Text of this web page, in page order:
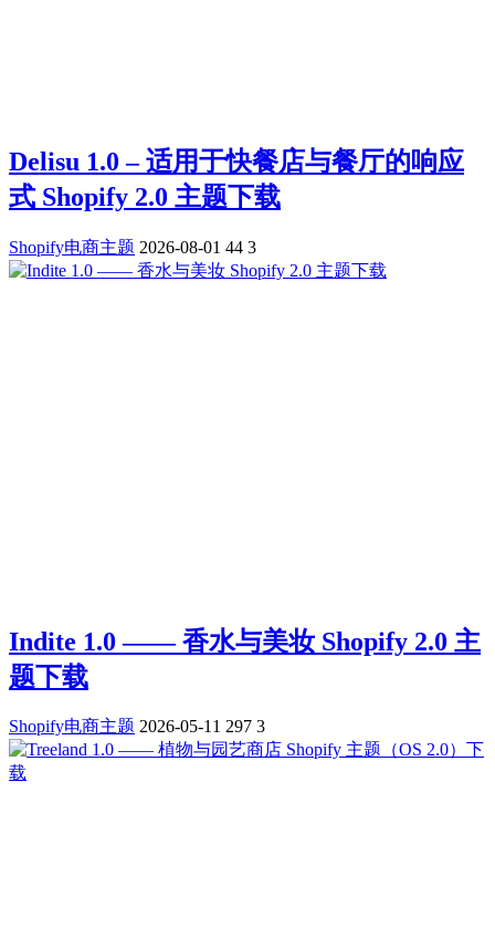
Delisu 1.0 – 适用于快餐店与餐厅的响应
式 Shopify 2.0 主题下载
Shopify电商主题 2026-08-01 44 3
Indite 1.0 —— 香水与美妆 Shopify 2.0 主
题下载
Shopify电商主题 2026-05-11 297 3